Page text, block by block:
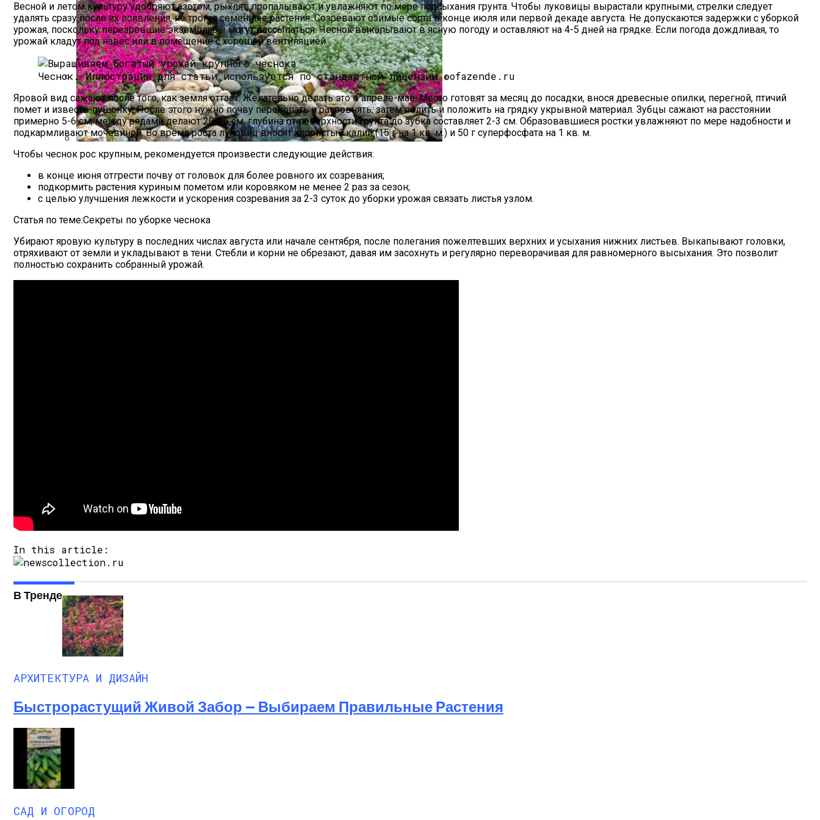
Прищипывание Огурцов: Зачем И Как Нужно Проводить
Альпийская Горка – Как Сделать Своими Руками Быстро И Просто
Весной и летом культуру удобряют азотом, рыхлят, пропалывают и увлажняют по мере подсыхания грунта. Чтобы луковицы вырастали крупными, стрелки следует
удалять сразу после их появления, не трогая семенные растения. Созревают озимые сорта в конце июля или первой декаде августа. Не допускаются задержки с уборкой
урожая, поскольку перезревшие экземпляры могут рассыпаться. Чеснок выкапывают в ясную погоду и оставляют на 4-5 дней на грядке. Если погода дождливая, то
урожай кладут под навес или в помещение с хорошей вентиляцией.
Чеснок.Иллюстрация для статьи используется по стандартной лицензии ©ofazende.ru
Яровой вид сажают после того, как земля оттает. Желательно делать это в апреле-мае. Место готовят за месяц до посадки, внося древесные опилки, перегной, птичий
помет и известь-пушонку. После этого нужно почву перекопать и разровнять, затем полить и положить на грядку укрывной материал. Зубцы сажают на расстоянии
примерно 5-6 см, между рядами делают 20-25 см, глубина от поверхности грунта до зубка составляет 2-3 см. Образовавшиеся ростки увлажняют по мере надобности и
подкармливают мочевиной. Во время роста луковиц вносят хлористый калий (15 г на 1 кв. м.) и 50 г суперфосфата на 1 кв. м.
Чтобы чеснок рос крупным, рекомендуется произвести следующие действия:
в конце июня отгрести почву от головок для более ровного их созревания;
подкормить растения куриным пометом или коровяком не менее 2 раз за сезон;
с целью улучшения лежкости и ускорения созревания за 2-3 суток до уборки урожая связать листья узлом.
Статья по теме:Секреты по уборке чеснока
Убирают яровую культуру в последних числах августа или начале сентября, после полегания пожелтевших верхних и усыхания нижних листьев. Выкапывают головки,
отряхивают от земли и укладывают в тени. Стебли и корни не обрезают, давая им засохнуть и регулярно переворачивая для равномерного высыхания. Это позволит
полностью сохранить собранный урожай.
In this article:
В Тренде
АРХИТЕКТУРА И ДИЗАЙН
Быстрорастущий Живой Забор — Выбираем Правильные Растения
САД И ОГОРОД